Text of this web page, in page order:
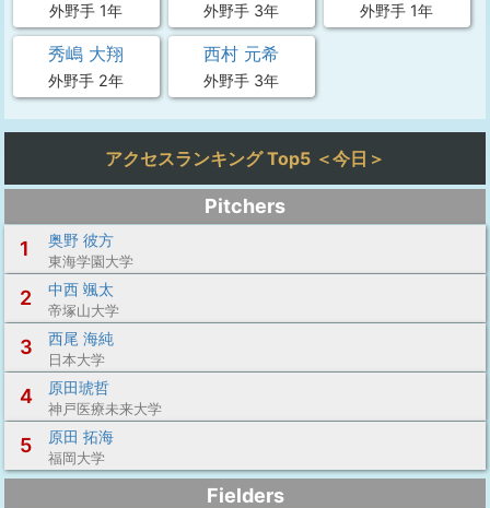
外野手 1年 外野手 3年 外野手 1年
秀嶋 大翔
外野手 2年
西村 元希
外野手 3年
アクセスランキング Top5 ＜今日＞
Pitchers
1
奥野 彼方
東海学園大学
2 中西 颯太
帝塚山大学
3 西尾 海純
日本大学
4 原田琥哲
神戸医療未来大学
5 原田 拓海
福岡大学
Fielders